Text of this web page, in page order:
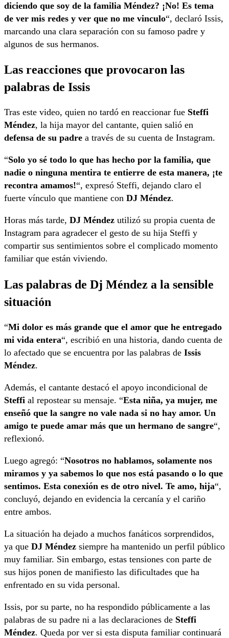
diciendo que soy de la familia Méndez? ¡No! Es tema
de ver mis redes y ver que no me vinculo“, declaró Issis,
marcando una clara separación con su famoso padre y
algunos de sus hermanos.
Las reacciones que provocaron las
palabras de Issis
Tras este video, quien no tardó en reaccionar fue Steffi
Méndez, la hija mayor del cantante, quien salió en
defensa de su padre a través de su cuenta de Instagram.
“Solo yo sé todo lo que has hecho por la familia, que
nadie o ninguna mentira te entierre de esta manera, ¡te
recontra amamos!“, expresó Steffi, dejando claro el
fuerte vínculo que mantiene con DJ Méndez.
Horas más tarde, DJ Méndez utilizó su propia cuenta de
Instagram para agradecer el gesto de su hija Steffi y
compartir sus sentimientos sobre el complicado momento
familiar que están viviendo.
Las palabras de Dj Méndez a la sensible
situación
“Mi dolor es más grande que el amor que he entregado
mi vida entera“, escribió en una historia, dando cuenta de
lo afectado que se encuentra por las palabras de Issis
Méndez.
Además, el cantante destacó el apoyo incondicional de
Steffi al repostear su mensaje. “Esta niña, ya mujer, me
enseñó que la sangre no vale nada si no hay amor. Un
amigo te puede amar más que un hermano de sangre“,
reflexionó.
Luego agregó: “Nosotros no hablamos, solamente nos
miramos y ya sabemos lo que nos está pasando o lo que
sentimos. Esta conexión es de otro nivel. Te amo, hija“,
concluyó, dejando en evidencia la cercanía y el cariño
entre ambos.
La situación ha dejado a muchos fanáticos sorprendidos,
ya que DJ Méndez siempre ha mantenido un perfil público
muy familiar. Sin embargo, estas tensiones con parte de
sus hijos ponen de manifiesto las dificultades que ha
enfrentado en su vida personal.
Issis, por su parte, no ha respondido públicamente a las
palabras de su padre ni a las declaraciones de Steffi
Méndez. Queda por ver si esta disputa familiar continuará